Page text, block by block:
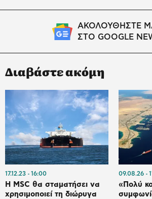
ΑΚΟΛΟΥΘΗΣΤΕ
ΣΤΟ GOOGLE
Διαβάστε ακόμη
17.12.23 16:00
Η MSC θα σταματήσει να
χρησιμοποιεί τη διώρυγα
09.08.26
«Πολύ